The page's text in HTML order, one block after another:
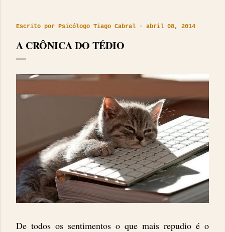
Escrito por Psicólogo Tiago Cabral abril 08, 2014
A CRÔNICA DO TÉDIO
De todos os sentimentos o que mais repudio é o